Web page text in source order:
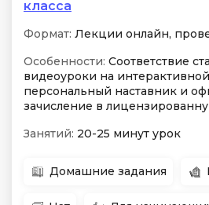
класса
Формат: Лекции онлайн,
Особенности: Соответствие
видеоуроки на
персональный наставник и
зачисление в
Занятий: 20-25 минут урок
Домашние задания